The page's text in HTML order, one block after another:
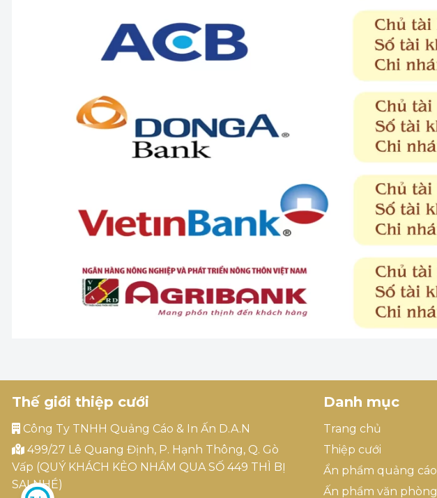
Thế giới thiệp cưới
Công Ty TNHH Quảng Cáo & In Ấn D.A.N
499/27 Lê Quang Định, P. Hạnh Thông, Q. Gò
Vấp (QUÝ KHÁCH KẺO NHẦM QUA SỐ 449 THÌ BỊ
SAI NHÉ)
Danh mục
Trang chủ
Thiệp cưới
Ẩn phẩm quảng cáo
Ấn phẩm văn phòng